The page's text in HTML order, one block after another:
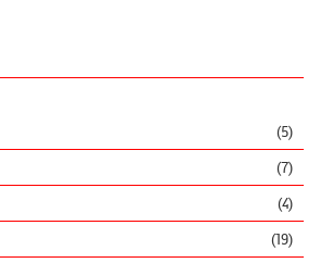
(5)
(7)
(4)
(19)